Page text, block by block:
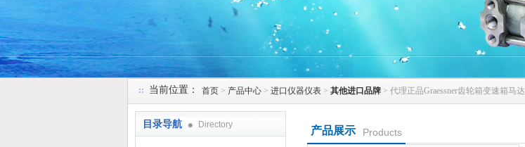
当前位置： 首页 > 产品中心 > 进口仪器仪表 > 其他进口品牌 > 代理正品Graessner齿轮箱变速箱马达
目录导航 Directory 产品展示 Products